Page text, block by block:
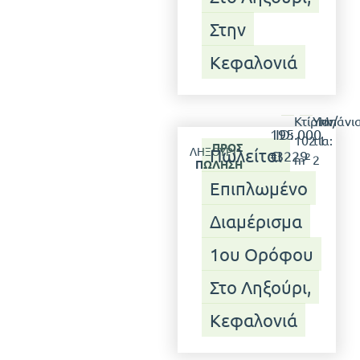
Στην
Κεφαλονιά
ΛΗΞΟΎΡΙ
ΠΡΟΣ
ΠΏΛΗΣΗ
Πωλείται
Επιπλωμένο
Διαμέρισμα
1ου Ορόφου
Στο Ληξούρι,
Κεφαλονιά
195.000
€
ID:
3229
Κτίριο:
102
m2
Υπν/
τια:
2
1